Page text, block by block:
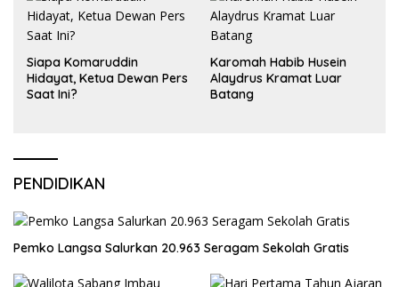
Siapa Komaruddin
Hidayat, Ketua Dewan Pers
Saat Ini?
Karomah Habib Husein
Alaydrus Kramat Luar
Batang
PENDIDIKAN
Pemko Langsa Salurkan 20.963 Seragam Sekolah Gratis